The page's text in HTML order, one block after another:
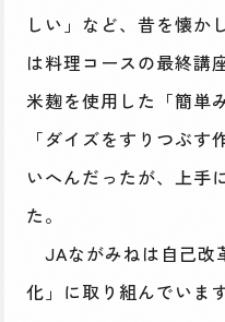
しい」など、昔を懐か
は料理コースの最終講
米麹を使用した「簡単
「ダイズをすりつぶす
いへんだったが、上手
た。
JAながみねは自己改
化」に取り組んでいま